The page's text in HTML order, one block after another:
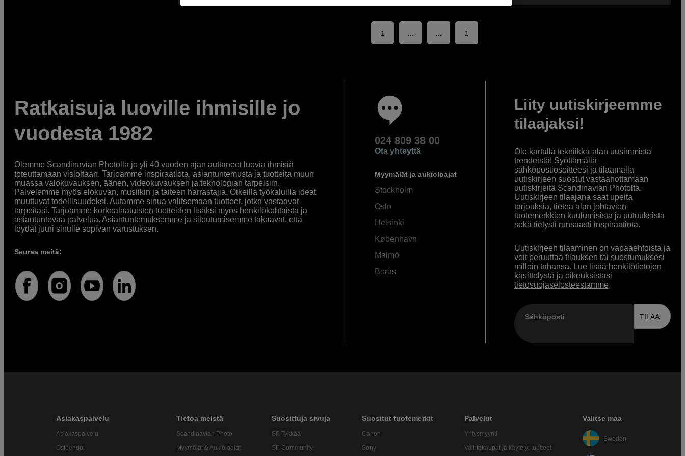
1 1
Ratkaisuja luoville ihmisille jo
vuodesta 1982
Olemme Scandinavian Photolla jo yli 40 vuoden ajan auttaneet luovia ihmisiä
toteuttamaan visioitaan. Tarjoamme inspiraatiota, asiantuntemusta ja tuotteita muun
muassa valokuvauksen, äänen, videokuvauksen ja teknologian tarpeisiin.
Palvelemme myös elokuvan, musiikin ja taiteen harrastajia. Oikeilla työkaluilla ideat
muuttuvat todellisuudeksi. Autamme sinua valitsemaan tuotteet, jotka vastaavat
tarpeitasi. Tarjoamme korkealaatuisten tuotteiden lisäksi myös henkilökohtaista ja
asiantuntevaa palvelua. Asiantuntemuksemme ja sitoutumisemme takaavat, että
löydät juuri sinulle sopivan varustuksen.
Seuraa meitä:
024 809 38 00
Ota yhteyttä
Myymälät ja aukioloajat
Stockholm
Oslo
Helsinki
København
Malmö
Borås
Liity uutiskirjeemme
tilaajaksi!
Ole kartalla tekniikka-alan uusimmista
trendeistä! Syöttämällä
sähköpostiosoitteesi ja tilaamalla
uutiskirjeen suostut vastaanottamaan
uutiskirjeitä Scandinavian Photolta.
Uutiskirjeen tilaajana saat upeita
tarjouksia, tietoa alan johtavien
tuotemerkkien kuulumisista ja uutuuksista
sekä tietysti runsaasti inspiraatiota.
Uutiskirjeen tilaaminen on vapaaehtoista ja
voit peruuttaa tilauksen tai suostumuksesi
milloin tahansa. Lue lisää henkilötietojen
käsittelystä ja oikeuksistasi
tietosuojaselosteestamme.
Sähköposti TILAA
Asiakaspalvelu
Asiakaspalvelu
Ostoehdot
Tietoa meistä
Scandinavian Photo
Myymälät & Aukioloajat
Suosittuja sivuja
SP Tykkää
SP Community
Suositut tuotemerkit
Canon
Sony
Palvelut
Yritysmyynti
Vaihtokaupat ja käytetyt tuotteet
Valitse maa
Sweden